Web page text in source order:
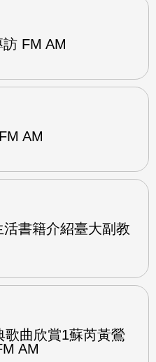
FM AM
AM
書籍介紹臺大副教
歌曲欣賞1蘇芮黃鶯
AM